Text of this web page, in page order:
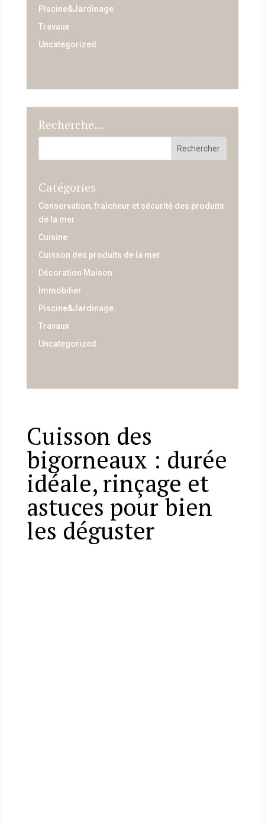
Piscine&Jardinage
Travaux
Uncategorized
Recherche…
Catégories
Conservation, fraîcheur et sécurité des produits
de la mer
Cuisine
Cuisson des produits de la mer
Décoration Maison
Immobilier
Piscine&Jardinage
Travaux
Uncategorized
Cuisson des
bigorneaux : durée
idéale, rinçage et
astuces pour bien
les déguster